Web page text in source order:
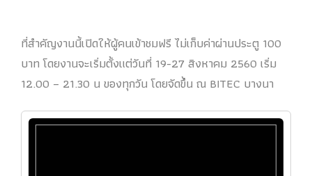
ที่สำคัญงานนี้เปิดให้ผู้คนเข้าชมฟรี ไม่เก็บค่าผ่านประตู 100
บาท โดยงานจะเริ่มตั้งแต่วันที่ 19-27 สิงหาคม 2560 เริ่ม
12.00 – 21.30 น ของทุกวัน โดยจัดขึ้น ณ BITEC บางนา